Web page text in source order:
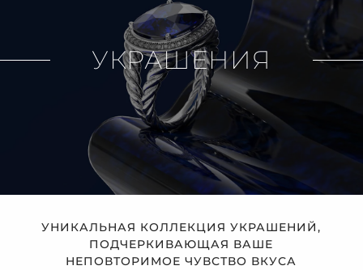
УКРАШЕНИЯ
УНИКАЛЬНАЯ КОЛЛЕКЦИЯ УКРАШЕНИЙ,
ПОДЧЕРКИВАЮЩАЯ ВАШЕ
НЕПОВТОРИМОЕ ЧУВСТВО ВКУСА